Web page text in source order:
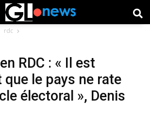
rdc
RDC : « Il est
le pays ne rate
électoral », Denis